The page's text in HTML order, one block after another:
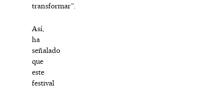
transformar”.
Así,
ha
señalado
que
este
festival